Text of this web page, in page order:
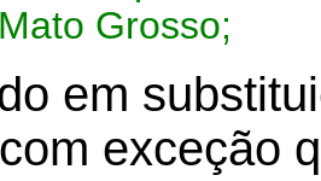
Mato Grosso;
em
exceção